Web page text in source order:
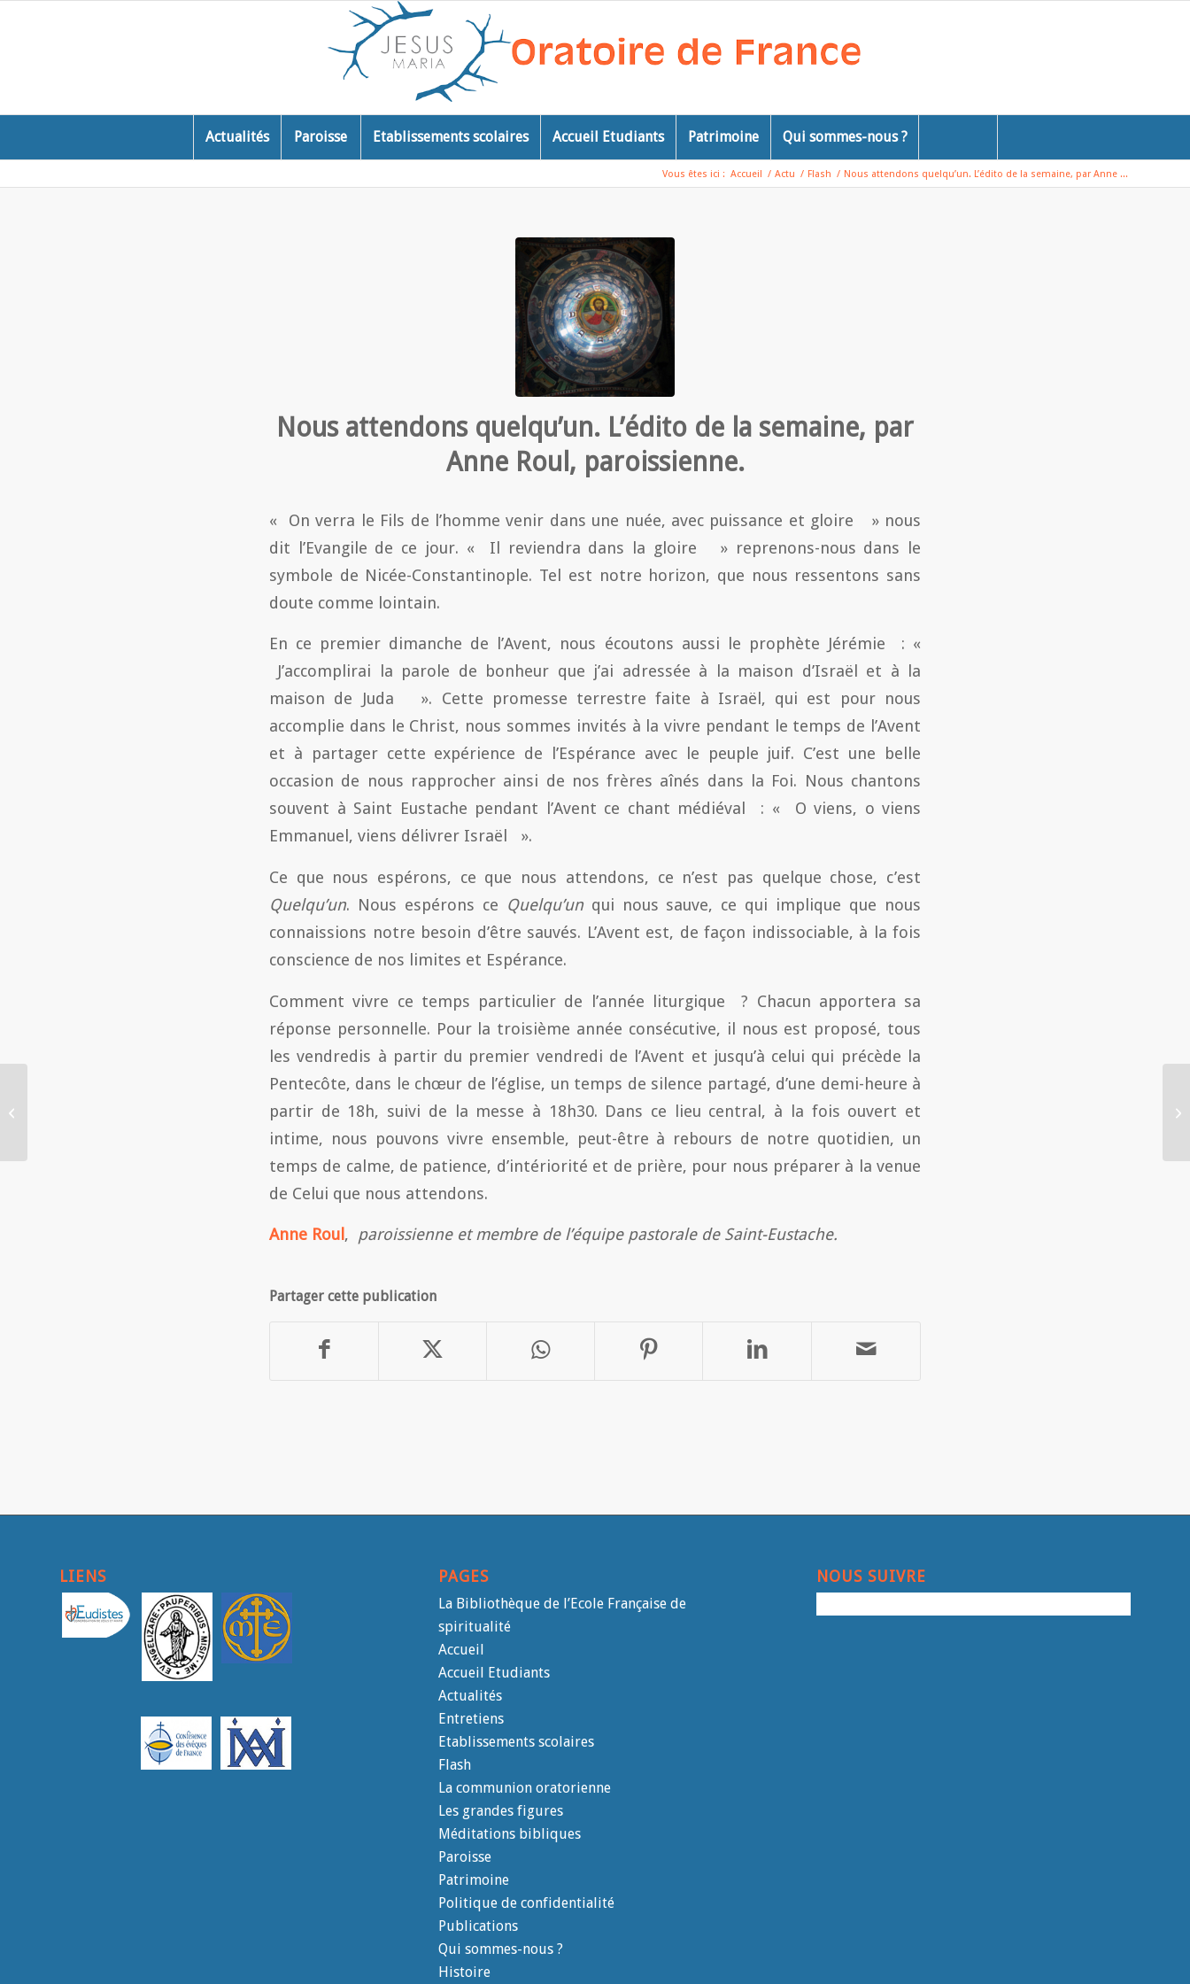
Actualités Paroisse Etablissements scolaires Accueil Etudiants Patrimoine Qui sommes-nous ?
Vous êtes ici : Accueil / Actu / Flash / Nous attendons quelqu’un. L’édito de la semaine, par Anne ...
Nous attendons quelqu’un. L’édito de la semaine, par
Anne Roul, paroissienne.
« On verra le Fils de l’homme venir dans une nuée, avec puissance et gloire » nous
dit l’Evangile de ce jour. « Il reviendra dans la gloire » reprenons-nous dans le
symbole de Nicée-Constantinople. Tel est notre horizon, que nous ressentons sans
doute comme lointain.
En ce premier dimanche de l’Avent, nous écoutons aussi le prophète Jérémie : «
J’accomplirai la parole de bonheur que j’ai adressée à la maison d’Israël et à la
maison de Juda ». Cette promesse terrestre faite à Israël, qui est pour nous
accomplie dans le Christ, nous sommes invités à la vivre pendant le temps de l’Avent
et à partager cette expérience de l’Espérance avec le peuple juif. C’est une belle
occasion de nous rapprocher ainsi de nos frères aînés dans la Foi. Nous chantons
souvent à Saint Eustache pendant l’Avent ce chant médiéval : « O viens, o viens
Emmanuel, viens délivrer Israël ».
Ce que nous espérons, ce que nous attendons, ce n’est pas quelque chose, c’est
Quelqu’un. Nous espérons ce Quelqu’unqui nous sauve, ce qui implique que nous
connaissions notre besoin d’être sauvés. L’Avent est, de façon indissociable, à la fois
conscience de nos limites et Espérance.
Comment vivre ce temps particulier de l’année liturgique ? Chacun apportera sa
réponse personnelle. Pour la troisième année consécutive, il nous est proposé, tous
les vendredis à partir du premier vendredi de l’Avent et jusqu’à celui qui précède la
Pentecôte, dans le chœur de l’église, un temps de silence partagé, d’une demi-heure à
partir de 18h, suivi de la messe à 18h30. Dans ce lieu central, à la fois ouvert et
intime, nous pouvons vivre ensemble, peut-être à rebours de notre quotidien, un
temps de calme, de patience, d’intériorité et de prière, pour nous préparer à la venue
de Celui que nous attendons.
Anne Roul , paroissienne et membre de l’équipe pastorale de Saint-Eustache.
Partager cette publication
LIENS PAGES
La Bibliothèque de l’Ecole Française de
spiritualité
Accueil
Accueil Etudiants
Actualités
Entretiens
Etablissements scolaires
Flash
La communion oratorienne
Les grandes figures
Méditations bibliques
Paroisse
Patrimoine
Politique de confidentialité
Publications
Qui sommes-nous ?
Histoire
NOUS SUIVRE